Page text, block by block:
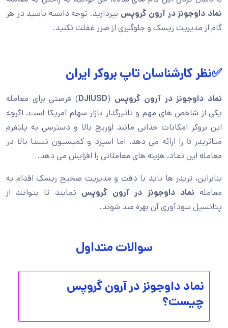
نماد داوجونز در آرون گروپس بپردازید. توجه داشته باشید در هر
گام از مدیریت ریسک و جلوگیری از ضرر غفلت نکنید.
✅نظر کارشناسان تاپ بروکر ایران
نماد داوجونز در آرون گروپس (
DJIUSD) فرصتی برای معامله
یکی از شاخص های مهم و تاثیرگذار بازار سهام آمریکا است. اگرچه
این بروکر امکانات جذابی مانند لوریج بالا و دسترسی به پلتفرم
متاتریدر 5 را ارائه می دهد، اما اسپرد و کمیسیون نسبتا بالا در
معامله این نماد، هزینه های معاملاتی را افزایش می دهد.
بنابراین، تریدر ها باید با دقت و مدیریت صحیح ریسک اقدام به
معامله نماد داوجونز در آرون گروپس نمایند تا بتوانند از
پتانسیل سودآوری آن بهره مند شوند.
سوالات متداول
نماد داوجونز در آرون گروپس
چیست؟